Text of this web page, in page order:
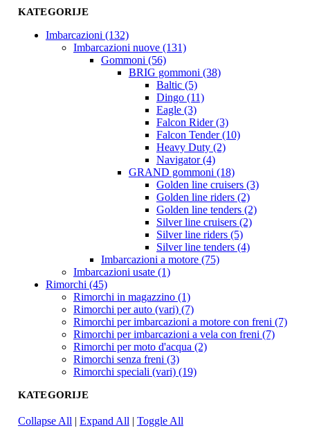
KATEGORIJE
Imbarcazioni (132)
Imbarcazioni nuove (131)
Gommoni (56)
BRIG gommoni (38)
Baltic (5)
Dingo (11)
Eagle (3)
Falcon Rider (3)
Falcon Tender (10)
Heavy Duty (2)
Navigator (4)
GRAND gommoni (18)
Golden line cruisers (3)
Golden line riders (2)
Golden line tenders (2)
Silver line cruisers (2)
Silver line riders (5)
Silver line tenders (4)
Imbarcazioni a motore (75)
Imbarcazioni usate (1)
Rimorchi (45)
Rimorchi in magazzino (1)
Rimorchi per auto (vari) (7)
Rimorchi per imbarcazioni a motore con freni (7)
Rimorchi per imbarcazioni a vela con freni (7)
Rimorchi per moto d'acqua (2)
Rimorchi senza freni (3)
Rimorchi speciali (vari) (19)
KATEGORIJE
Collapse All | Expand All | Toggle All